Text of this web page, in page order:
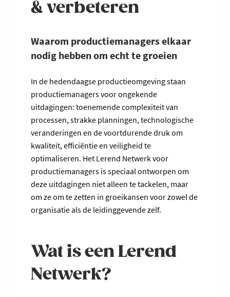
& verbeteren
Waarom productiemanagers elkaar
nodig hebben om echt te groeien
In de hedendaagse productieomgeving staan
productiemanagers voor ongekende
uitdagingen: toenemende complexiteit van
processen, strakke planningen, technologische
veranderingen en de voortdurende druk om
kwaliteit, efficiëntie en veiligheid te
optimaliseren. Het Lerend Netwerk voor
productiemanagers is speciaal ontworpen om
deze uitdagingen niet alleen te tackelen, maar
om ze om te zetten in groeikansen voor zowel de
organisatie als de leidinggevende zelf.
Wat is een Lerend
Netwerk?